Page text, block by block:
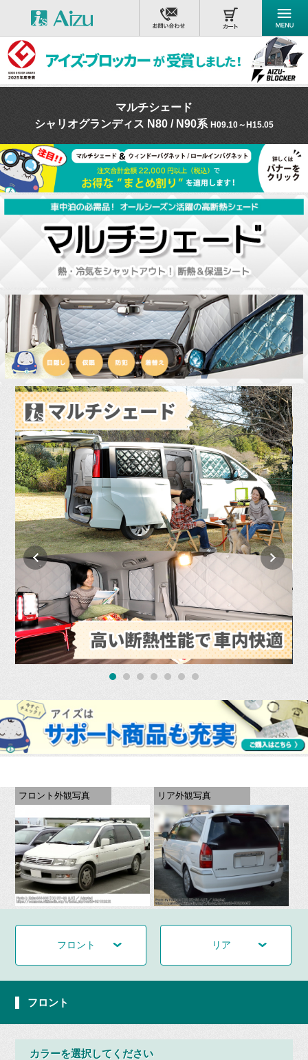
マルチシェード
シャリオグランディス N80 / N90系 H09.10～H15.05
フロント外観写真 リア外観写真
フロント リア
フロント
カラーを選択してください